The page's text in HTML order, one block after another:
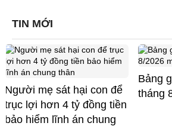
TIN MỚI
Người mẹ sát hại con để
trục lợi hơn 4 tỷ đồng tiền
bảo hiểm lĩnh án chung
Bảng
tháng